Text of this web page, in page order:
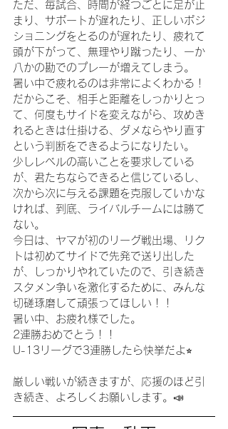
ただ、毎試合、時間が経つごとに足が止
まり、サポートが遅れたり、正しいポジ
ショニングをとるのが遅れたり、疲れて
頭が下がって、無理やり蹴ったり、一か
八かの勘でのプレーが増えてしまう。
暑い中で疲れるのは非常によくわかる！
だからこそ、相手と距離をしっかりとっ
て、何度もサイドを変えながら、攻めき
れるときは仕掛ける、ダメならやり直す
という判断をできるようになりたい。
少しレベルの高いことを要求している
が、君たちならできると信じているし、
次から次に与える課題を克服していかな
ければ、到底、ライバルチームには勝て
ない。
今日は、ヤマが初のリーグ戦出場、リク
トは初めてサイドで先発で送り出した
が、しっかりやれていたので、引き続き
スタメン争いを激化するために、みんな
切磋琢磨して頑張ってほしい！！
暑い中、お疲れ様でした。
2連勝おめでとう！！
U-13リーグで3連勝したら快挙だよ⭐︎
厳しい戦いが続きますが、応援のほど引
き続き、よろしくお願いします。📣